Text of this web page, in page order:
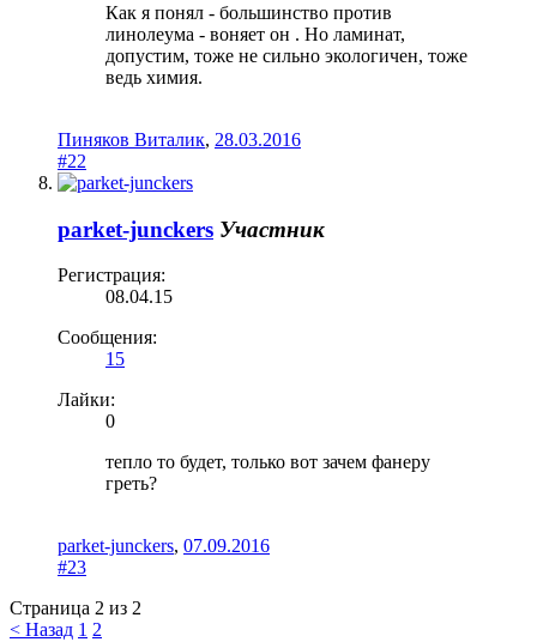
Как я понял - большинство против
линолеума - воняет он . Но ламинат,
допустим, тоже не сильно экологичен, тоже
ведь химия.
Пиняков Виталик, 28.03.2016
#22
parket-junckers Участник
Регистрация:
08.04.15
Сообщения:
15
Лайки:
0
тепло то будет, только вот зачем фанеру
греть?
parket-junckers, 07.09.2016
#23
Страница 2 из 2
< Назад 1 2